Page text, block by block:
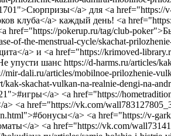
a> для <a href="https://
клуба</a> каждый день! <a
href="https://pokerup.ru/tag/club-
of-the-menstrual-cycle/skachat-
a> и <a href="https://krimoved-
упусти шанс https://d-harms.ru/articles/
mir-dali.ru/articles/mobilnoe-prilozhenie-
kak-skachat-vulkan-na-realnie-dengi-na-
a> <a href="https://
<a href="https://vk.com/
a> <a href="https://v-
a> <a href="https://vk.com/